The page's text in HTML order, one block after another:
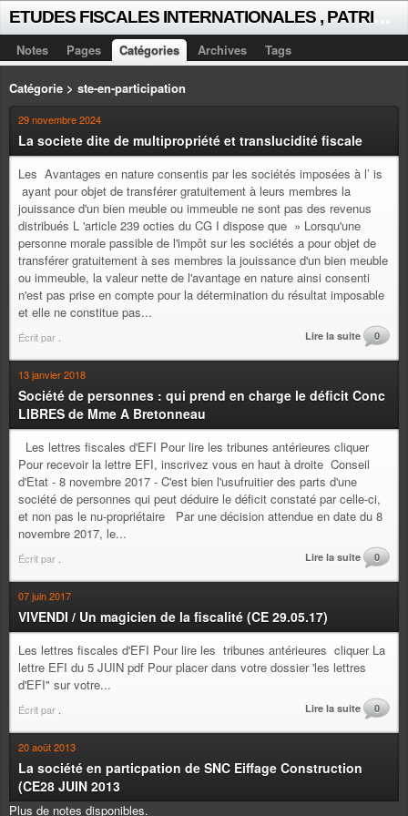
Notes Pages Catégories Archives Tags
Catégorie > ste-en-participation
29 novembre 2024
La societe dite de multipropriété et translucidité fiscale
Les Avantages en nature consentis par les sociétés imposées à l’ is
ayant pour objet de transférer gratuitement à leurs membres la
jouissance d'un bien meuble ou immeuble ne sont pas des revenus
distribués L 'article 239 octies du CG I dispose que » Lorsqu'une
personne morale passible de l'impôt sur les sociétés a pour objet de
transférer gratuitement à ses membres la jouissance d'un bien meuble
ou immeuble, la valeur nette de l'avantage en nature ainsi consenti
n'est pas prise en compte pour la détermination du résultat imposable
et elle ne constitue pas...
Écrit par Lire la suite 0
13 janvier 2018
Société de personnes : qui prend en charge le déficit Conc
LIBRES de Mme A Bretonneau
Les lettres fiscales d'EFI Pour lire les tribunes antérieures cliquer
Pour recevoir la lettre EFI, inscrivez vous en haut à droite Conseil
d'Etat - 8 novembre 2017 - C'est bien l'usufruitier des parts d'une
société de personnes qui peut déduire le déficit constaté par celle-ci,
et non pas le nu-propriétaire Par une décision attendue en date du 8
novembre 2017, le...
Écrit par Lire la suite 0
07 juin 2017
VIVENDI / Un magicien de la fiscalité (CE 29.05.17)
Les lettres fiscales d'EFI Pour lire les tribunes antérieures cliquer La
lettre EFI du 5 JUIN pdf Pour placer dans votre dossier 'les lettres
d'EFI" sur votre...
Écrit par Lire la suite 0
20 août 2013
La société en particpation de SNC Eiffage Construction
(CE28 JUIN 2013
Plus de notes disponibles.